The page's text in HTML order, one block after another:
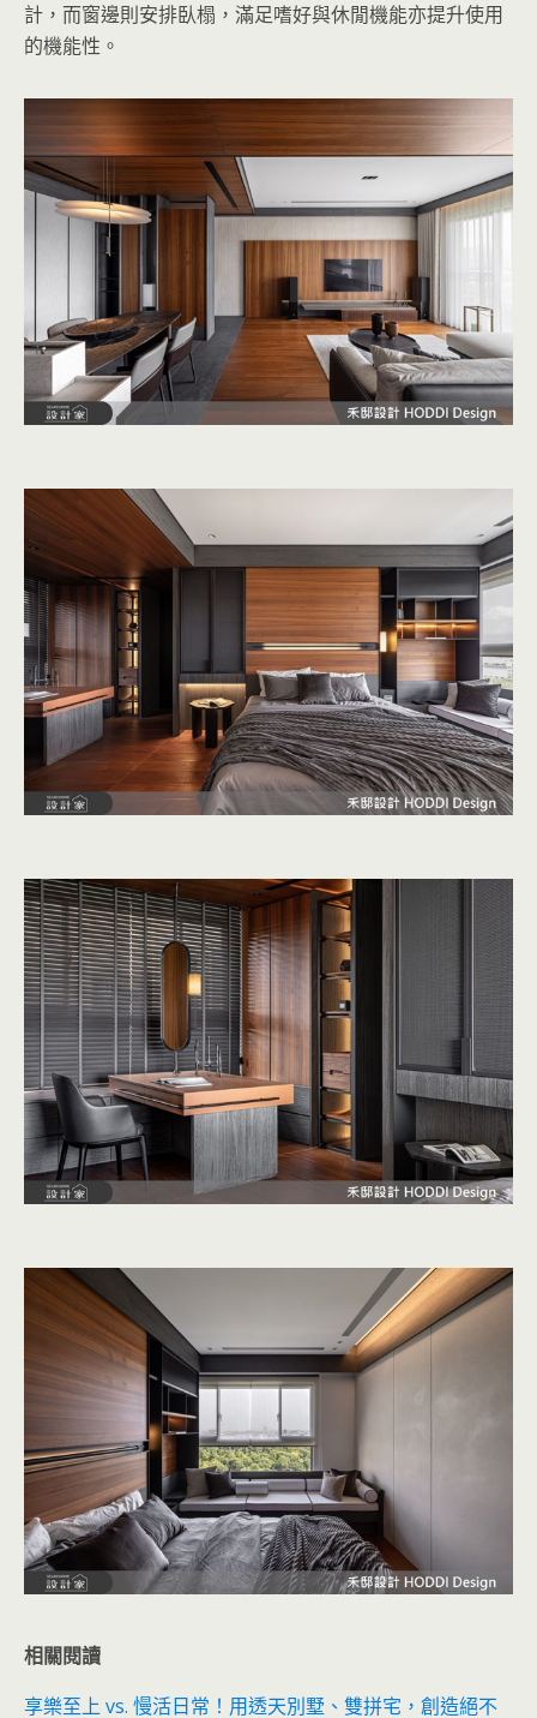
計，而窗邊則安排臥榻，滿足嗜好與休閒機能亦提升使用
的機能性。
相關閱讀
享樂至上 vs. 慢活日常！用透天別墅、雙拼宅，創造絕不